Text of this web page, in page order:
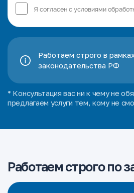
Я согласен с условиями
Работаем строго в
законодательства РФ
* Консультация вас ни к чему не
предлагаем услуги тем, кому не
Работаем строго по